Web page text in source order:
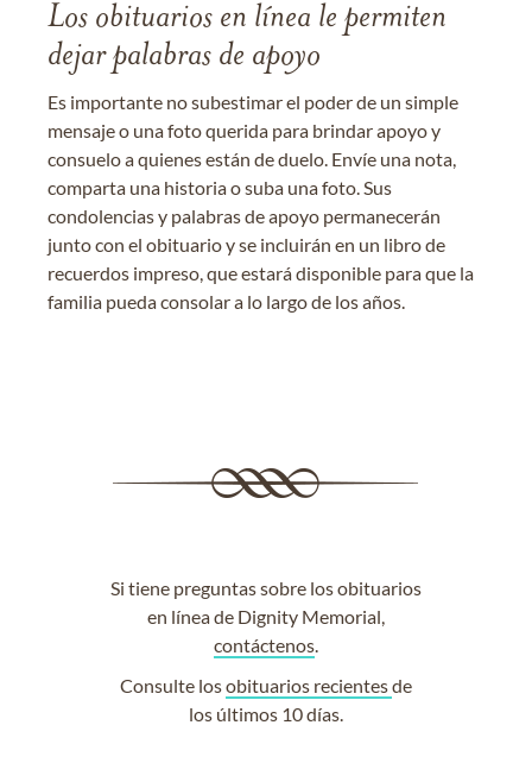
Los obituarios en línea le permiten
dejar palabras de apoyo
Es importante no subestimar el poder de un simple
mensaje o una foto querida para brindar apoyo y
consuelo a quienes están de duelo. Envíe una nota,
comparta una historia o suba una foto. Sus
condolencias y palabras de apoyo permanecerán
junto con el obituario y se incluirán en un libro de
recuerdos impreso, que estará disponible para que la
familia pueda consolar a lo largo de los años.
Si tiene preguntas sobre los obituarios
en línea de Dignity Memorial,
contáctenos.
Consulte losobituarios recientesde
los últimos 10 días.